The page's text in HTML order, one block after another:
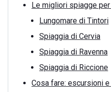
Le migliori spiagge
Lungomare di Tintori
Spiaggia di Cervia
Spiaggia di Ravenna
Spiaggia di Riccione
Cosa fare: escursioni